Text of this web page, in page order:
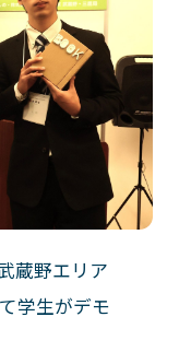
ル専門学校
インサービス科
ツーリズム科
科
修学科/研究科
センター
蔵野エリア
学生がデモ